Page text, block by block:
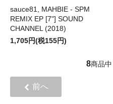
sauce81, MAHBIE - SPM
REMIX EP [7"] SOUND
CHANNEL (2018)
1,705円(税155円)
8商品中
前へ